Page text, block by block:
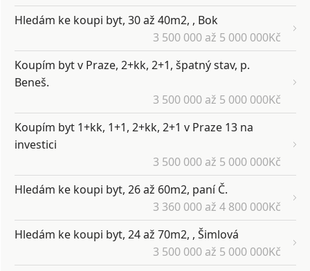
Hledám ke koupi byt, 30 až 40m2, , Bok
3 500 000 až 5 000 000Kč
Koupím byt v Praze, 2+kk, 2+1, špatný stav, p.
Beneš.
3 500 000 až 5 000 000Kč
Koupím byt 1+kk, 1+1, 2+kk, 2+1 v Praze 13 na
investici
3 500 000 až 5 000 000Kč
Hledám ke koupi byt, 26 až 60m2, paní Č.
3 360 000 až 4 800 000Kč
Hledám ke koupi byt, 24 až 70m2, , Šimlová
3 500 000 až 5 000 000Kč